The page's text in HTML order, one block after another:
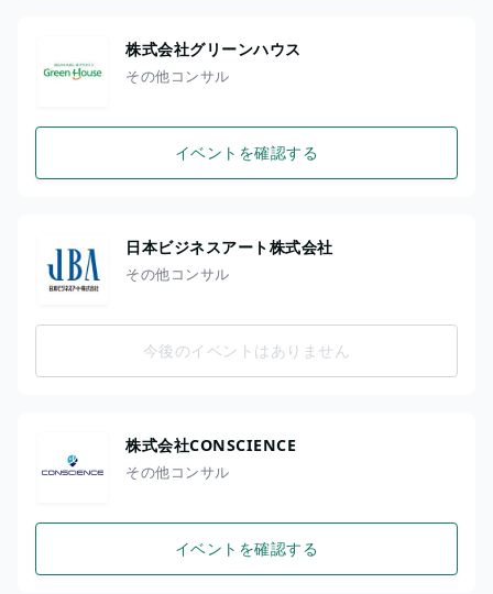
株式会社グリーンハウス
その他コンサル
イベントを確認する
日本ビジネスアート株式会社
その他コンサル
今後のイベントはありません
株式会社CONSCIENCE
その他コンサル
イベントを確認する